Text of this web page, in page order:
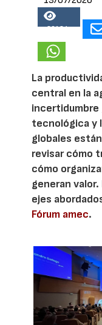
26184
La
central en la
incertidumbre
tecnológica y
globales
revisar cómo
cómo
generan
ejes
Fórum amec.